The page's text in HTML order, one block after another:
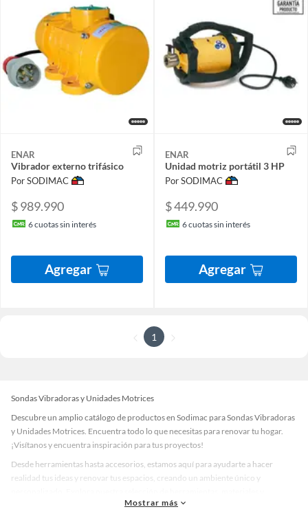
ENAR
Vibrador externo trifásico
Por SODIMAC
$ 989.990
6cuotas sin interés
Agregar
ENAR
Unidad motriz portátil 3 HP
Por SODIMAC
$ 449.990
6cuotas sin interés
Agregar
1
Sondas Vibradoras y Unidades Motrices
Descubre un amplio catálogo de productos en Sodimac para Sondas Vibradoras
y Unidades Motrices. Encuentra todo lo que necesitas para renovar tu hogar.
¡Visítanos y encuentra inspiración para tus proyectos!
Desde herramientas hasta accesorios, estamos aquí para ayudarte a hacer
realidad tus ideas y renovar tus espacios, creando un ambiente único y
accesorios de calidad que te ayudarán a crear un espacio más tú.
Mostrar más